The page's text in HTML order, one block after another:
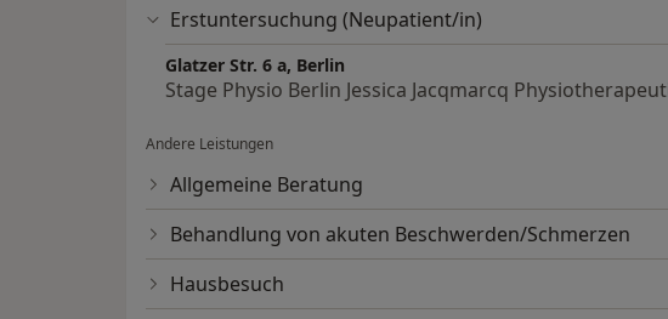
Erstuntersuchung (Neupatient/in)
Glatzer Str. 6 a, Berlin
Stage Physio Berlin Jessica Jacqmarcq
Andere Leistungen
Allgemeine Beratung
Behandlung von akuten Beschwerden/Schmerzen
Hausbesuch